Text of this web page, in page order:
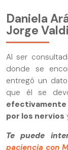
Daniela
Jorge
Al ser
donde se
entregó un
que él se
por los nervios
Te puede
paciencia con